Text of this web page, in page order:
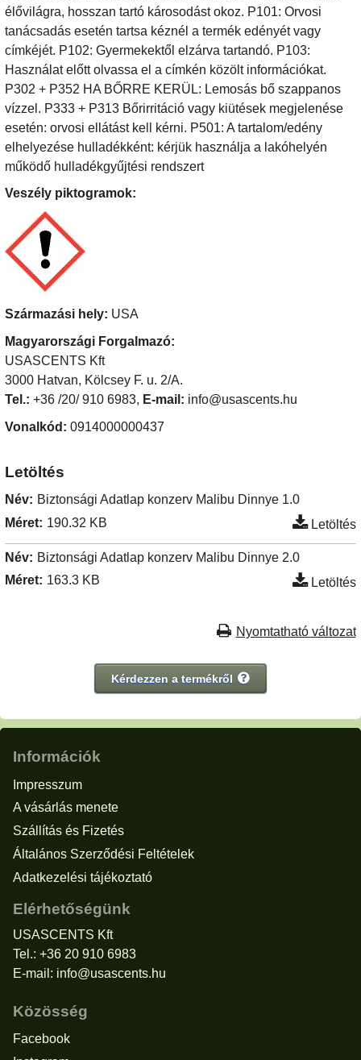
élővilágra, hosszan tartó károsodást okoz. P101: Orvosi
tanácsadás esetén tartsa kéznél a termék edényét vagy
címkéjét. P102: Gyermekektől elzárva tartandó. P103:
Használat előtt olvassa el a címkén közölt információkat.
P302 + P352 HA BŐRRE KERÜL: Lemosás bő szappanos
vízzel. P333 + P313 Bőrirritáció vagy kiütések megjelenése
esetén: orvosi ellátást kell kérni. P501: A tartalom/edény
elhelyezése hulladékként: kérjük használja a lakóhelyén
működő hulladékgyűjtési rendszert
Veszély piktogramok:
Származási hely: USA
Magyarországi Forgalmazó:
USASCENTS Kft
3000 Hatvan, Kölcsey F. u. 2/A.
Tel.: +36 /20/ 910 6983, E-mail: info@usascents.hu
Vonalkód: 0914000000437
Letöltés
Név: Biztonsági Adatlap konzerv Malibu Dinnye 1.0
Méret: 190.32 KB Letöltés
Név: Biztonsági Adatlap konzerv Malibu Dinnye 2.0
Méret: 163.3 KB Letöltés
Nyomtatható változat
Kérdezzen a termékről
Információk
Impresszum
A vásárlás menete
Szállítás és Fizetés
Általános Szerződési Feltételek
Adatkezelési tájékoztató
Elérhetőségünk
USASCENTS Kft
Tel.: +36 20 910 6983
E-mail: info@usascents.hu
Közösség
Facebook